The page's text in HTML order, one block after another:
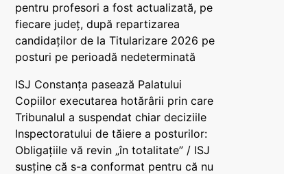
pentru profesori a fost actualizată, pe
fiecare județ, după repartizarea
candidaților de la Titularizare 2026 pe
posturi pe perioadă nedeterminată
ISJ Constanța pasează Palatului
Copiilor executarea hotărârii prin care
Tribunalul a suspendat chiar deciziile
Inspectoratului de tăiere a posturilor:
Obligațiile vă revin „în totalitate” / ISJ
susține că s-a conformat pentru că nu